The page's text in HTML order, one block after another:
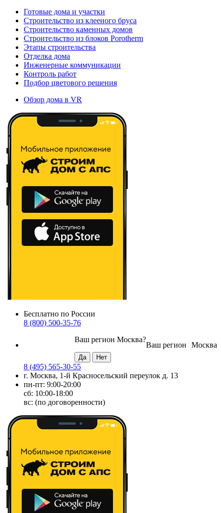
Готовые дома и участки
Строительство из клееного бруса
Строительство каменных домов
Строительство из блоков Porotherm
Этапы строительства
Отделка дома
Инженерные коммуникации
Контроль работ
Подбор цветового решения
Обзор дома в VR
Бесплатно по России
8 (800) 500-35-76
Москва
Ваш регион
Ваш регион Москва?
8 (495) 565-30-55
г. Москва, 1-й Красносельский переулок д. 13
пн-пт: 9:00-20:00
сб: 10:00-18:00
вс: (по договоренности)